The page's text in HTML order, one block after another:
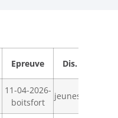
Epreuve Dis.
11-04-2026-
boitsfort
jeunesb